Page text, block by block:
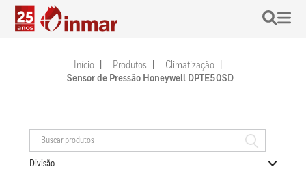
Início Produtos
Climatização
Sensor de Pressão Honeywell DPTE50SD
Divisão